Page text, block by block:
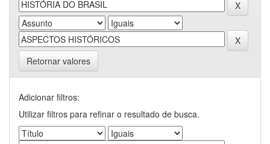
Retornar valores
Adicionar filtros:
Utilizar filtros para refinar o resultado de busca.